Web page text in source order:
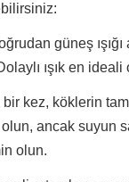
güneş ışığı
ışık en ideali
bir kez, köklerin
ancak suyun
olun.